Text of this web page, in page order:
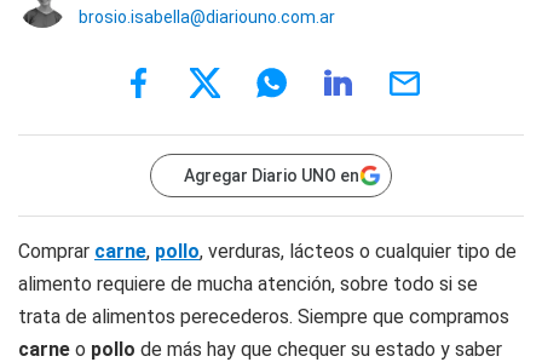
brosio.isabella@diariouno.com.ar
Agregar Diario UNO en
Comprar carne, pollo, verduras, lácteos o cualquier tipo de
alimento requiere de mucha atención, sobre todo si se
trata de alimentos perecederos. Siempre que compramos
carne o pollo de más hay que chequer su estado y saber